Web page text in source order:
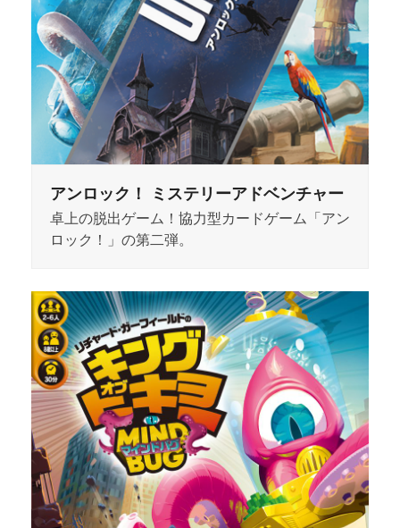
アンロック！ ミステリーアドベンチャー
卓上の脱出ゲーム！協力型カードゲーム「アン
ロック！」の第二弾。